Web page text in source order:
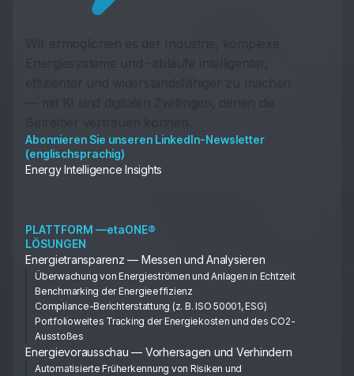
Abonnieren Sie unseren LinkedIn-Newsletter
(englischsprachig)
Energy Intelligence Insights
PLATTFORM —etaONE®
LÖSUNGEN
Energietransparenz — Messen und Analysieren
Überwachung von Energieströmen und Anlagen in Echtzeit
Benchmarking der Energieeffizienz
Compliance-Berichterstattung (z. B. ISO 50001, ESG)
Portfolioweites Tracking der Energiekosten und des CO2-
Ausstoßes
Energievorausschau — Vorhersagen und Verhindern
Automatisierte Früherkennung von Risiken und